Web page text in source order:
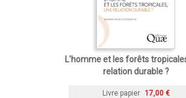
L'homme et les forêts
relation durable ?
Livre papier 17,00 €